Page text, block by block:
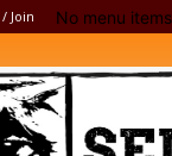
Join No menu